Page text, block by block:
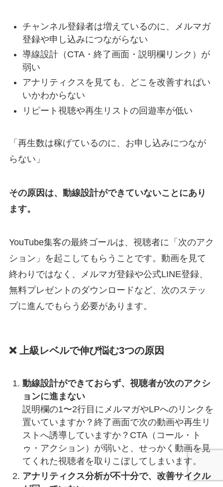
チャンネル登録者は増えているのに、メルマガ
登録や申し込みにつながらない
導線設計（CTA・終了画面・説明欄リンク）が
弱い
アナリティクスを見ても、どこを改善すればい
いかわからない
リピート視聴や再生リストの回遊率が低い
「再生数は稼げているのに、お申し込みにつなが
らない」
その原因は、動線設計ができていないことにあり
ます。
YouTube集客の最終ゴールは、視聴者に「次のアク
ション」を起こしてもらうことです。動画を見て
終わりではなく、メルマガ登録や公式LINE登録、
無料プレゼントのダウンロードなど、次のステッ
プに進んでもらう必要があります。
❌ 上級レベルで伸び悩む3つの原因
動線設計ができておらず、視聴者が次のアクシ
ョンに進まない
説明欄の1〜2行目にメルマガやLPへのリンクを
置いていますか？終了画面で次の動画や再生リ
ストへ誘導していますか？CTA（コール・ト
ゥ・アクション）が弱いと、せっかく動画を見
てくれた視聴者を取りこぼしてしまいます。
アナリティクス分析が不十分で、改善サイクル